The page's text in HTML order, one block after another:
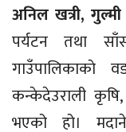
अनिल खत्री, गुल्मी
पर्यटन तथा
गाउँपालिकाकाे
कन्केदेउराली
भएको हो।